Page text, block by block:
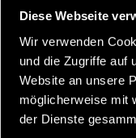
Diese Webseite
Wir verwenden
und die Zugriffe auf
Website an unsere
möglicherweise mit
der Dienste